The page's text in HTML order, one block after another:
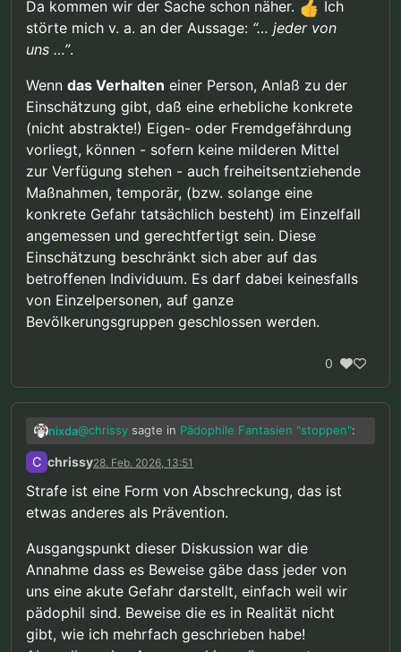
präventive Maßnahmen meiner Ansicht nach
gerechtfertigt. Aber die Beweise müssen auch
Prävention trifft natürlich per Definition Personen
die sich noch nichts zu schulden haben kommen
lassen. Eine Bombe wird entschärft sobald die
Gefahr erkannt wurde, nicht nachdem sie
explodiert ist.
Da kommen wir der Sache schon näher.
Ich
störte mich v. a. an der Aussage: “… jeder von
uns …”.
Wenn das Verhalten einer Person, Anlaß zu der
Einschätzung gibt, daß eine erhebliche konkrete
(nicht abstrakte!) Eigen- oder Fremdgefährdung
vorliegt, können - sofern keine milderen Mittel
zur Verfügung stehen - auch freiheitsentziehende
Maßnahmen, temporär, (bzw. solange eine
konkrete Gefahr tatsächlich besteht) im Einzelfall
angemessen und gerechtfertigt sein. Diese
Einschätzung beschränkt sich aber auf das
betroffenen Individuum. Es darf dabei keinesfalls
von Einzelpersonen, auf ganze
Bevölkerungsgruppen geschlossen werden.
0
nixda@chrissy sagte in Pädophile Fantasien "stoppen":
Personen die sich noch nichts zu schulden
haben kommen lassen.”
Nicht unbedingt. Auch Strafe wäre eine Form der
@chrissysagte in Pädophile Fantasien "stoppen"
“Wenn von einer Person …”
Da kommen wir der Sache schon näher.
C chrissy28. Feb. 2026, 13:51
Strafe ist eine Form von Abschreckung, das ist
etwas anderes als Prävention.
Ausgangspunkt dieser Diskussion war die
Annahme dass es Beweise gäbe dass jeder von
uns eine akute Gefahr darstellt, einfach weil wir
pädophil sind. Beweise die es in Realität nicht
gibt, wie ich mehrfach geschrieben habe!